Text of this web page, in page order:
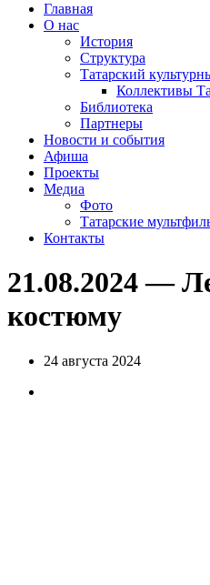
Главная
О нас
История
Структура
Татарский
Коллективы
Библиотека
Партнеры
Новости и события
Афиша
Проекты
Медиа
Фото
Татарские
Контакты
21.08.2024 —
костюму
24 августа 2024